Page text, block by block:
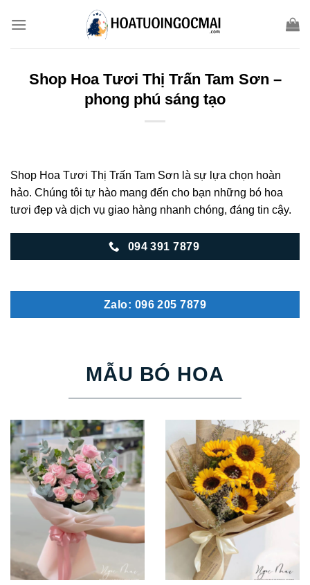
Shop Hoa Tươi Thị Trấn Tam Sơn –
phong phú sáng tạo
Shop Hoa Tươi Thị Trấn Tam Sơn là sự lựa chọn hoàn
hảo. Chúng tôi tự hào mang đến cho bạn những bó hoa
tươi đẹp và dịch vụ giao hàng nhanh chóng, đáng tin cậy.
094 391 7879
Zalo: 096 205 7879
MẪU BÓ HOA